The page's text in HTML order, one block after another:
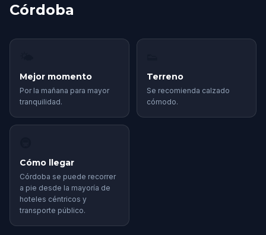
Córdoba
Mejor momento
Por la mañana para mayor
tranquilidad.
Terreno
Se recomienda calzado
cómodo.
Cómo llegar
Córdoba se puede recorrer
a pie desde la mayoría de
hoteles céntricos y
transporte público.